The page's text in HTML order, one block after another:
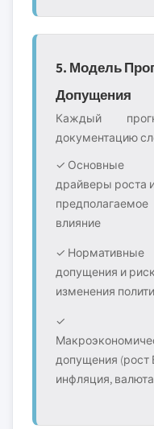
5. Модель
Допущения
Каждый
документацию
✓ Основные
драйверы роста
предполагаемое
влияние
✓ Нормативные
допущения и риск
изменения
✓
допущения (рост
инфляция,